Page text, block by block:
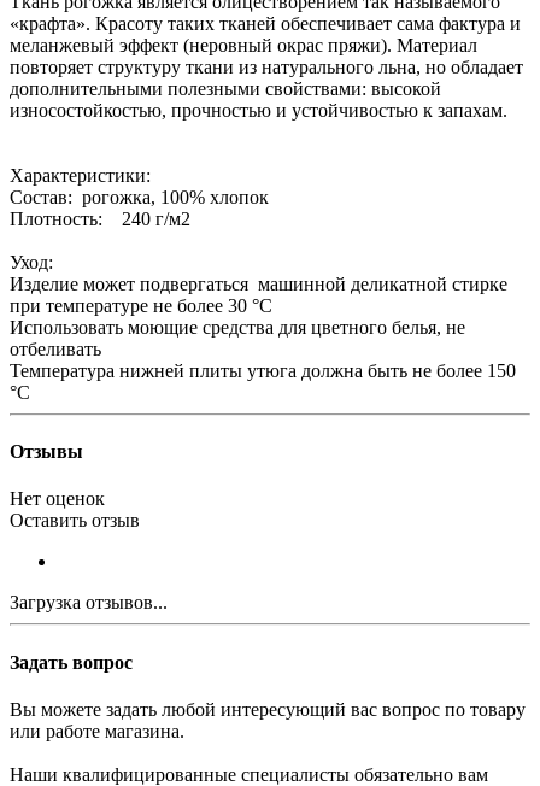
«крафта». Красоту таких тканей обеспечивает сама фактура и
меланжевый эффект (неровный окрас пряжи). Материал
повторяет структуру ткани из натурального льна, но обладает
дополнительными полезными свойствами: высокой
износостойкостью, прочностью и устойчивостью к запахам.
Характеристики:
Состав: рогожка, 100% хлопок
Плотность: 240 г/м2
Уход:
Изделие может подвергаться машинной деликатной стирке
при температуре не более 30 °С
Использовать моющие средства для цветного белья, не
отбеливать
Температура нижней плиты утюга должна быть не более 150
°С
Отзывы
Нет оценок
Оставить отзыв
Загрузка отзывов...
Задать вопрос
Вы можете задать любой интересующий вас вопрос по товару
или работе магазина.
Наши квалифицированные специалисты обязательно вам